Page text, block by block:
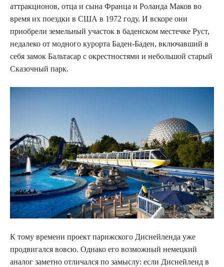
аттракционов, отца и сына Франца и Роланда Маков во
время их поездки в США в 1972 году. И вскоре они
приобрели земельный участок в баденском местечке Руст,
недалеко от модного курорта Баден-Баден, включавший в
себя замок Бальтасар с окрестностями и небольшой старый
Сказочный парк.
К тому времени проект парижского Диснейленда уже
продвигался вовсю. Однако его возможный немецкий
аналог заметно отличался по замыслу: если Диснейленд в